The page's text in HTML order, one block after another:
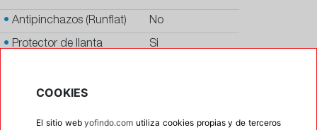
• Antipinchazos (Runflat) No
• Protector de llanta Si
Letras blancas
COOKIES
El sitio webyofindo.com utiliza cookies propias y de terceros